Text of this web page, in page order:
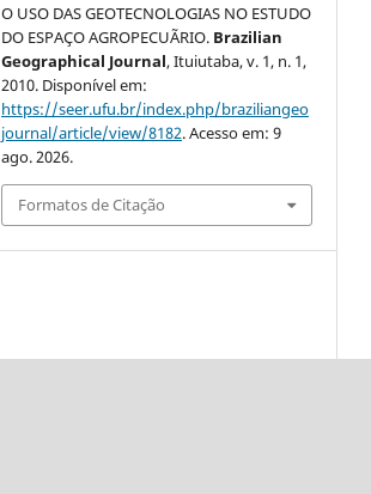
O USO DAS GEOTECNOLOGIAS NO ESTUDO
DO ESPAÇO AGROPECUÃRIO. Brazilian
Geographical Journal, Ituiutaba, v. 1, n. 1,
2010. Disponível em:
https://seer.ufu.br/index.php/braziliangeo
journal/article/view/8182. Acesso em: 9
ago. 2026.
Formatos de Citação